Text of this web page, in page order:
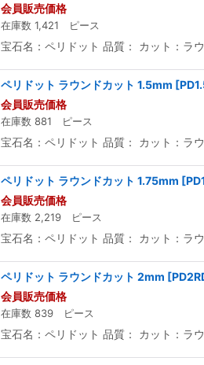
会員販売価格
在庫数 1,421 ピース
宝石名：ペリドット 品質： カット：ラ
ペリドット ラウンドカット 1.5mm [
会員販売価格
在庫数 881 ピース
宝石名：ペリドット 品質： カット：ラ
ペリドット ラウンドカット 1.75mm [
会員販売価格
在庫数 2,219 ピース
宝石名：ペリドット 品質： カット：ラ
ペリドット ラウンドカット 2mm [
会員販売価格
在庫数 839 ピース
宝石名：ペリドット 品質： カット：ラ